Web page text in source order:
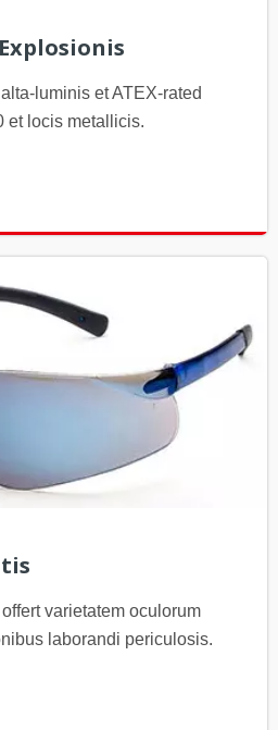
luminis et ATEX-rated
et locis metallicis.
varietatem oculorum
laborandi periculosis.